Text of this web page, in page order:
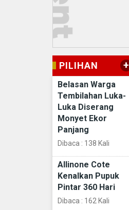
PILIHAN +
Belasan Warga
Tembilahan Luka-
Luka Diserang
Monyet Ekor
Panjang
Dibaca : 138 Kali
Allinone Cote
Kenalkan Pupuk
Pintar 360 Hari
Dibaca : 162 Kali